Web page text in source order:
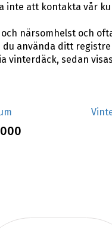
inte att kontakta vår
närsomhelst och
använda ditt
sedan